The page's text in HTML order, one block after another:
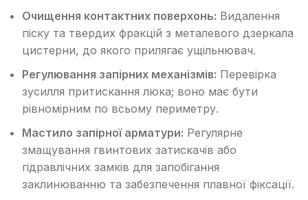
Очищення контактних поверхонь: Видалення
піску та твердих фракцій з металевого дзеркала
цистерни, до якого прилягає ущільнювач.
Регулювання запірних механізмів: Перевірка
зусилля притискання люка; воно має бути
рівномірним по всьому периметру.
Мастило запірної арматури: Регулярне
змащування гвинтових затискачів або
гідравлічних замків для запобігання
заклинюванню та забезпечення плавної фіксації.